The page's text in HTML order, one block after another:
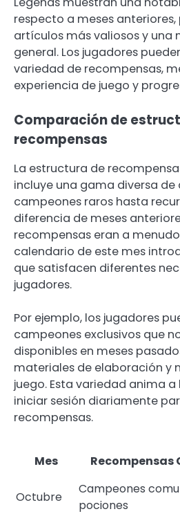
respecto a meses
artículos más valiosos y una
general. Los jugadores
variedad de recompensas,
experiencia de juego y
Comparación de
recompensas
La estructura de
incluye una gama diversa de
campeones raros hasta
diferencia de meses
recompensas eran a
calendario de este mes
que satisfacen diferentes
jugadores.
Por ejemplo, los jugadores
campeones exclusivos que
disponibles en meses
materiales de elaboración y
juego. Esta variedad anima a
iniciar sesión diariamente
recompensas.
Mes Recompensas
Octubre
Campeones
pociones